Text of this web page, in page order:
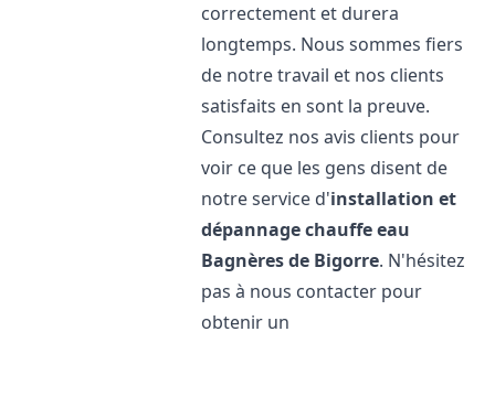
correctement et durera
longtemps. Nous sommes fiers
de notre travail et nos clients
satisfaits en sont la preuve.
Consultez nos avis clients pour
voir ce que les gens disent de
notre service d'installation et
dépannage chauffe eau
Bagnères de Bigorre. N'hésitez
pas à nous contacter pour
obtenir un